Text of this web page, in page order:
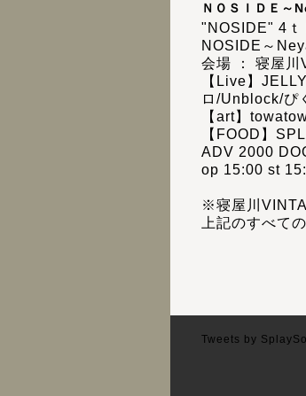
ＮＯＳＩＤＥ～
"NOSIDE" 4
NOSIDE～
会場 ： 寝屋
【Live】
ロ/Unblock/ぴ
【art】
【FOOD】
ADV 2000
op 15:00 st
※寝屋川
上記のすべて
Tweets by